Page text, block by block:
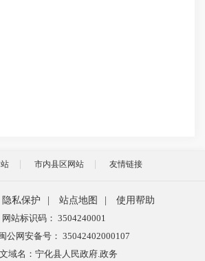
市内县区网站 友情链接
隐私保护 站点地图
使用帮助
网站标识码： 3504240001
公网安备号： 35042402000107
域名：宁化县人民政府.政务